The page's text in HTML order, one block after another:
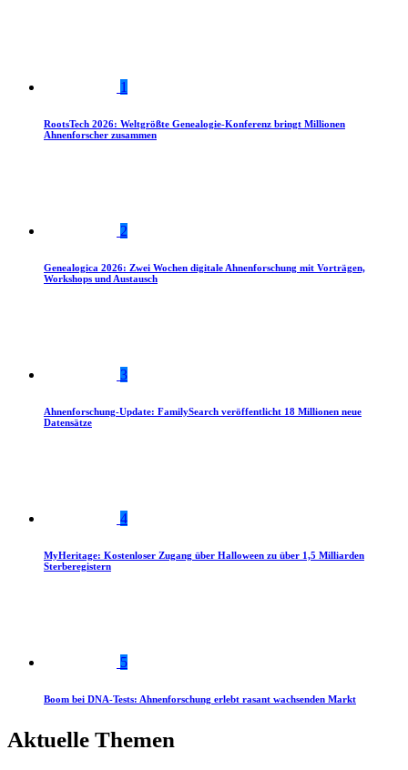
1
RootsTech 2026: Weltgrößte Genealogie-Konferenz bringt Millionen
Ahnenforscher zusammen
2
Genealogica 2026: Zwei Wochen digitale Ahnenforschung mit Vorträgen,
Workshops und Austausch
3
Ahnenforschung-Update: FamilySearch veröffentlicht 18 Millionen neue
Datensätze
4
MyHeritage: Kostenloser Zugang über Halloween zu über 1,5 Milliarden
Sterberegistern
5
Boom bei DNA-Tests: Ahnenforschung erlebt rasant wachsenden Markt
Aktuelle Themen